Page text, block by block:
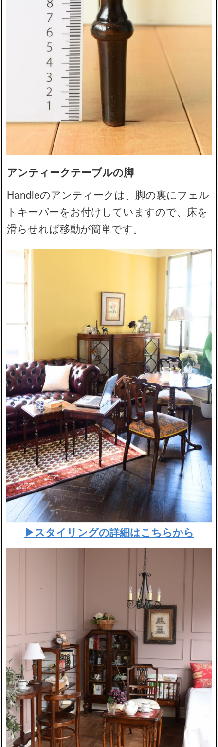
アンティークテーブルの脚
Handleのアンティークは、脚の裏にフェル
トキーパーをお付けしていますので、床を
滑らせれば移動が簡単です。
▶スタイリングの詳細はこちらから